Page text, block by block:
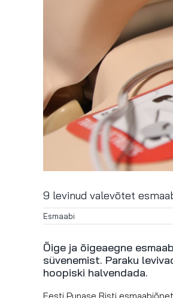
9 levinud valevõtet
Esmaabi
Õige ja õigeaegne
süvenemist. Paraku
hoopiski halvendada.